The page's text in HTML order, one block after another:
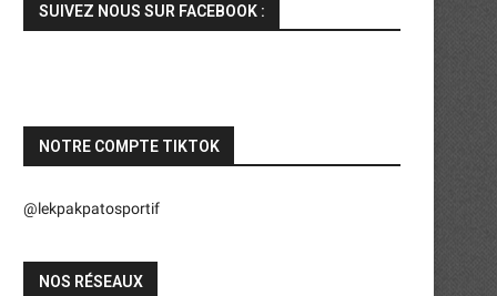
SUIVEZ NOUS SUR FACEBOOK :
NOTRE COMPTE TIKTOK
@lekpakpatosportif
NOS RÉSEAUX